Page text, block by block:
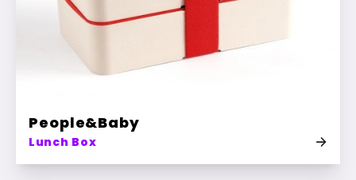
People&Baby
Lunch Box